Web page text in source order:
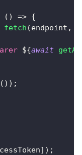
( ) => {
fetch (endpoint ,
${await
( ) ) ;
] ) ;